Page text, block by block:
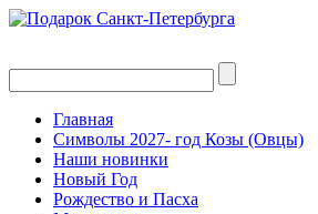
Главная
Символы 2027- год Козы (Овцы)
Наши новинки
Новый Год
Рождество и Пасха